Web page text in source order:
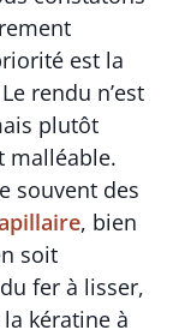
est la
rendu n’est
plutôt
malléable.
souvent des
, bien
soit
fer à lisser,
kératine à